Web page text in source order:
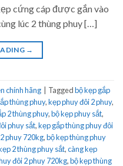
cứng cáp được gắn vào
lúc 2 thùng phuy […]
→
chính hãng Taggedbộ kẹp gắp
thùng phuy,kẹp phuy đôi 2 phuy,
2 thùng phuy,bộ kẹp phuy sắt,
phuy sắt,kẹp gắp thùng phuy đôi
phuy 720kg,bộ kẹp thùng phuy
2 thùng phuy sắt,càng kẹp
đôi 2 phuy 720kg,bộ kẹp thùng